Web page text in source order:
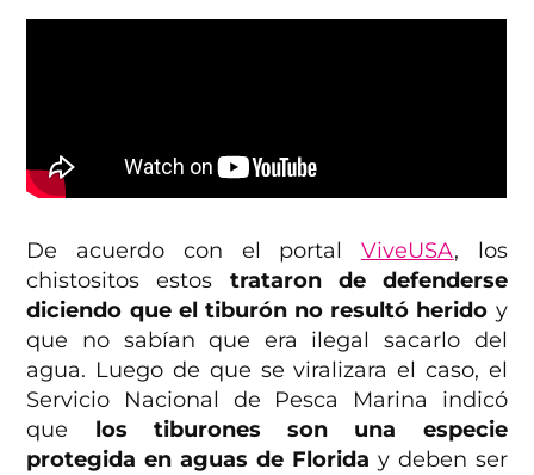
De acuerdo con el portal ViveUSA, los
chistositos estos trataron de defenderse
diciendo que el tiburón no resultó herido y
que no sabían que era ilegal sacarlo del
agua. Luego de que se viralizara el caso, el
Servicio Nacional de Pesca Marina indicó
que los tiburones son una especie
protegida en aguas de Florida y deben ser